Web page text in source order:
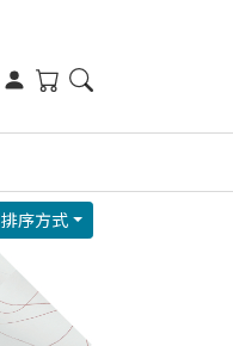
排序方式